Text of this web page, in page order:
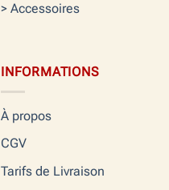
> Accessoires
INFORMATIONS
À propos
CGV
Tarifs de Livraison